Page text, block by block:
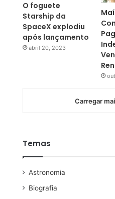
O foguete
Starship da
SpaceX explodiu
após lançamento
abril 20, 2023
Carregar
Temas
Astronomia
Biografia